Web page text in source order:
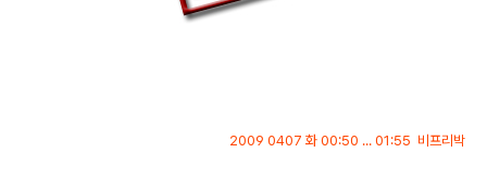
2009 0407 화 00:50 ... 01:55 비프리박